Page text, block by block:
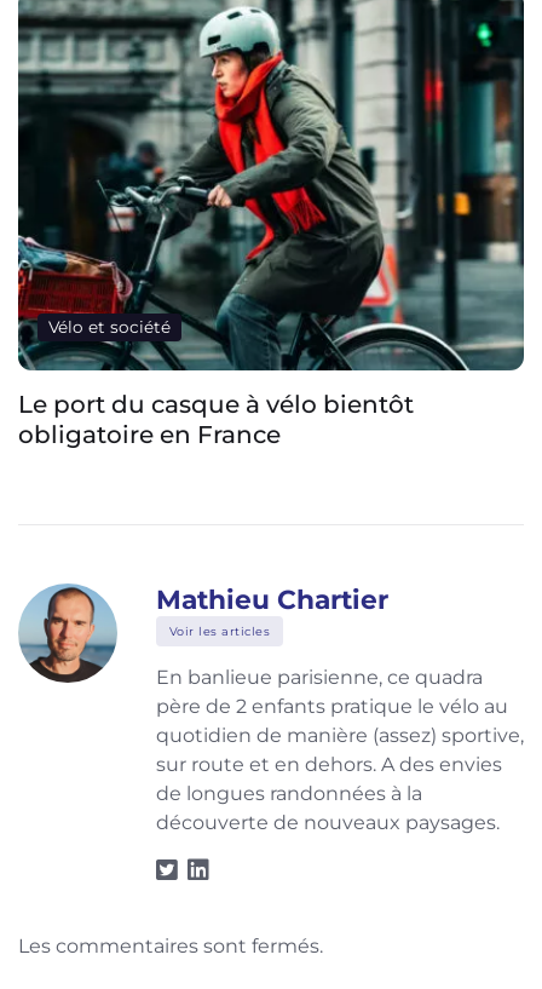
Vélo et société
L’industrie du vélo veut rendre les vélos
visibles numériquement par les voitures
Mathieu Chartier
Voir les articles
En banlieue parisienne, ce quadra
père de 2 enfants pratique le vélo au
quotidien de manière (assez) sportive,
sur route et en dehors. A des envies
de longues randonnées à la
découverte de nouveaux paysages.
Les commentaires sont fermés.